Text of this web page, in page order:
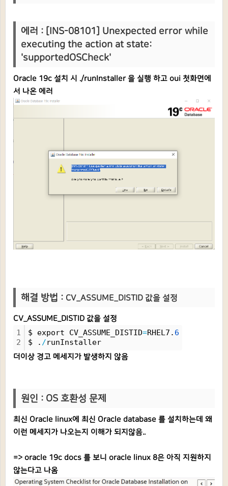
에러 :
[INS-08101] Unexpected error while
executing the action at state:
'supportedOSCheck'
Oracle 19c 설치 시 ./runInstaller 을 실행 하고 oui 첫화면에
서 나온 에러
해결 방법 : CV_ASSUME_DISTID 값을 설정
CV_ASSUME_DISTID 값을 설정
1
2
$ export CV_ASSUME_DISTID=RHEL7. 6
$ . /runInstaller
더이상 경고 메세지가 발생하지 않음
원인 : OS 호환성 문제
최신 Oracle linux에 최신 Oracle database 를 설치하는데 왜
이런 메세지가 나오는지 이해가 되지않음..
=> oracle 19c docs 를 보니 oracle linux 8은 아직 지원하지
않는다고 나옴